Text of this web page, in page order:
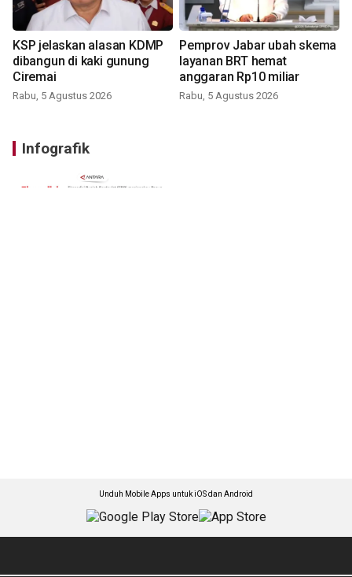
KSP jelaskan alasan KDMP
dibangun di kaki gunung
Ciremai
Rabu, 5 Agustus 2026
Pemprov Jabar ubah skema
layanan BRT hemat
anggaran Rp10 miliar
Rabu, 5 Agustus 2026
Infografik
Unduh Mobile Apps untuk iOS dan Android